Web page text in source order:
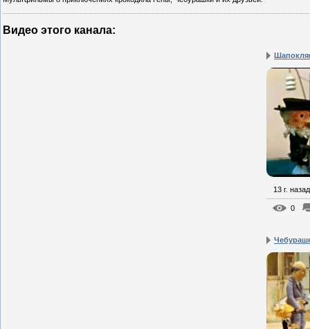
Видео этого канала:
13 г. назад
0